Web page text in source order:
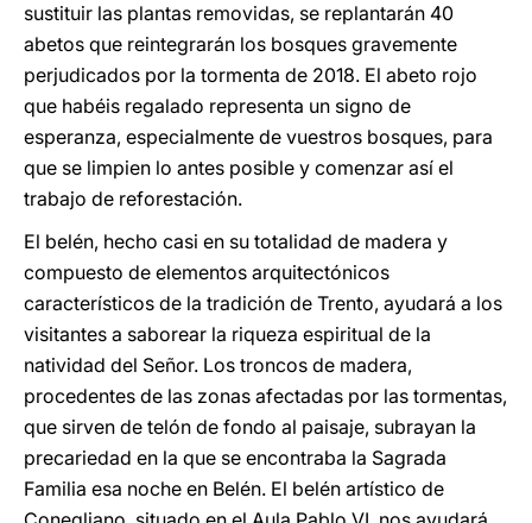
sustituir las plantas removidas, se replantarán 40
abetos que reintegrarán los bosques gravemente
perjudicados por la tormenta de 2018. El abeto rojo
que habéis regalado representa un signo de
esperanza, especialmente de vuestros bosques, para
que se limpien lo antes posible y comenzar así el
trabajo de reforestación.
El belén, hecho casi en su totalidad de madera y
compuesto de elementos arquitectónicos
característicos de la tradición de Trento, ayudará a los
visitantes a saborear la riqueza espiritual de la
natividad del Señor. Los troncos de madera,
procedentes de las zonas afectadas por las tormentas,
que sirven de telón de fondo al paisaje, subrayan la
precariedad en la que se encontraba la Sagrada
Familia esa noche en Belén. El belén artístico de